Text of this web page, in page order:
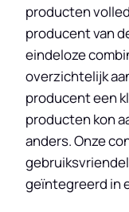
producten
producent van
eindeloze
overzichtelijk
producent een
producten kon
anders. Onze
geïntegreerd in